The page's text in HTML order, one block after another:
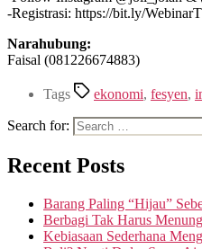
-Registrasi: https://bit.ly/
Narahubung:
Faisal (081226674883)
Tags ekonomi, fesyen,
Search for:
Recent Posts
Barang Paling “Hijau”
Berbagi Tak Harus
Kebiasaan Sederhana